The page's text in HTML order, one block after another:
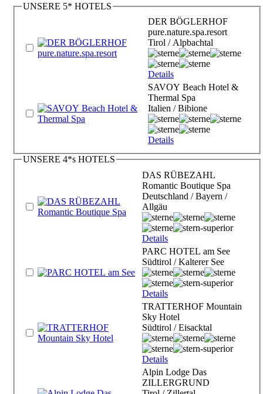
UNSERE 5* HOTELS
DER BÖGLERHOF
pure.nature.spa.resort
Tirol / Alpbachtal
Details
SAVOY Beach Hotel &
Thermal Spa
Italien / Bibione
Details
UNSERE 4*s HOTELS
DAS RÜBEZAHL
Romantic Boutique Spa
Deutschland / Bayern /
Allgäu
Details
PARC HOTEL am See
Südtirol / Kalterer See
Details
TRATTERHOF Mountain
Sky Hotel
Südtirol / Eisacktal
Details
Alpin Lodge Das
ZILLERGRUND